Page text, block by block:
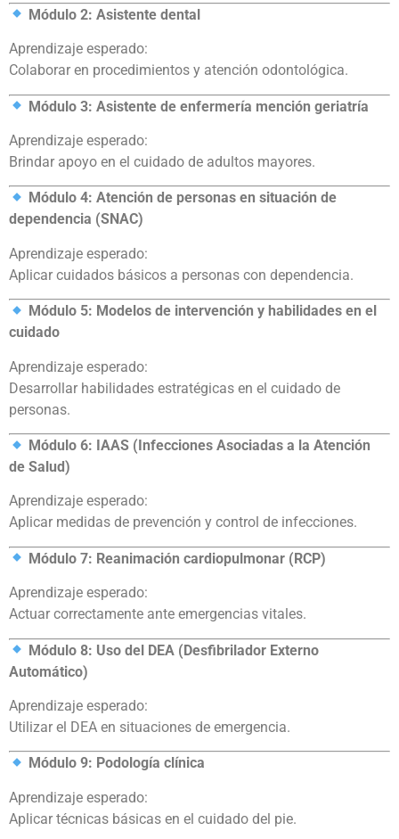
Módulo 2: Asistente dental
Aprendizaje esperado:
Colaborar en procedimientos y atención odontológica.
Módulo 3: Asistente de enfermería mención geriatría
Aprendizaje esperado:
Brindar apoyo en el cuidado de adultos mayores.
Módulo 4: Atención de personas en situación de
dependencia (SNAC)
Aprendizaje esperado:
Aplicar cuidados básicos a personas con dependencia.
Módulo 5: Modelos de intervención y habilidades en el
cuidado
Aprendizaje esperado:
Desarrollar habilidades estratégicas en el cuidado de
personas.
Módulo 6: IAAS (Infecciones Asociadas a la Atención
de Salud)
Aprendizaje esperado:
Aplicar medidas de prevención y control de infecciones.
Módulo 7: Reanimación cardiopulmonar (RCP)
Aprendizaje esperado:
Actuar correctamente ante emergencias vitales.
Módulo 8: Uso del DEA (Desfibrilador Externo
Automático)
Aprendizaje esperado:
Utilizar el DEA en situaciones de emergencia.
Módulo 9: Podología clínica
Aprendizaje esperado:
Aplicar técnicas básicas en el cuidado del pie.